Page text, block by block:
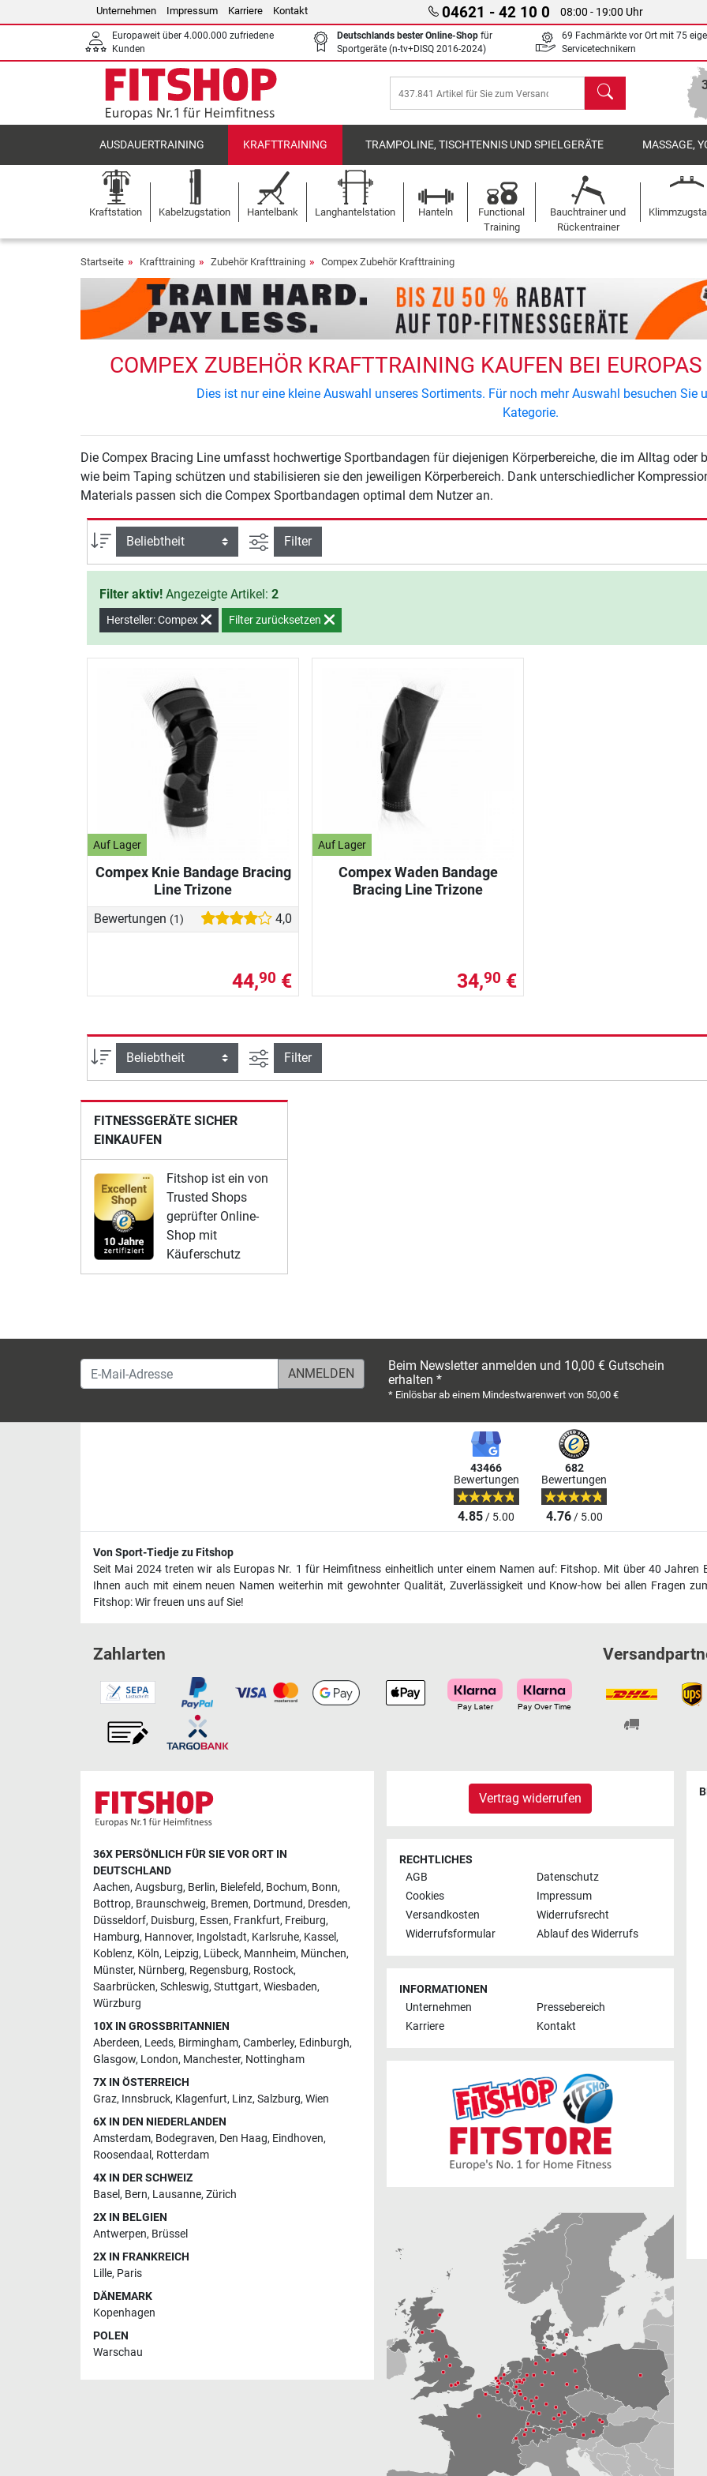
Unternehmen Impressum Karriere Kontakt 04621 - 42 10 0 08:00 - 19:00 Uhr
Europaweit über 4.000.000 zufriedene
Kunden
Deutschlands bester Online-Shop für
Sportgeräte (n-tv+DISQ 2016-2024)
69 Fachmärkte vor Ort mit 75
Servicetechnikern
Suchen
AUSDAUERTRAINING KRAFTTRAINING TRAMPOLINE, TISCHTENNIS UND SPIELGERÄTE MASSAGE,
Kraftstation Kabelzugstation Hantelbank Langhantelstation Hanteln
Functional
Training
Bauchtrainer und
Rückentrainer
Startseite Krafttraining Zubehör Krafttraining Compex Zubehör Krafttraining
COMPEX ZUBEHÖR KRAFTTRAINING KAUFEN BEI
Dies ist nur eine kleine Auswahl unseres Sortiments. Für noch mehr Auswahl besuchen Sie
Kategorie.
Die Compex Bracing Line umfasst hochwertige Sportbandagen für diejenigen Körperbereiche, die im Alltag oder
wie beim Taping schützen und stabilisieren sie den jeweiligen Körperbereich. Dank unterschiedlicher
Materials passen sich die Compex Sportbandagen optimal dem Nutzer an.
Sortierung Ansicht filtern
Filter
Filter aktiv! Angezeigte Artikel: 2
Hersteller: Compex Filter zurücksetzen
Auf Lager
Compex Knie Bandage Bracing
Line Trizone
Bewertungen (1) 4,0
44,90 €
Auf Lager
Compex Waden Bandage
Bracing Line Trizone
34,90 €
Sortierung Ansicht filtern
Filter
FITNESSGERÄTE SICHER
EINKAUFEN
Fitshop ist ein von
Trusted Shops
geprüfter Online-
Shop mit
Käuferschutz
E-Mail-Adresse
Beim Newsletter anmelden und 10,00 € Gutschein
erhalten *
* Einlösbar ab einem Mindestwarenwert von 50,00 €
43466
Bewertungen
4.85/ 5.00
682
Bewertungen
4.76/ 5.00
Von Sport-Tiedje zu Fitshop
Seit Mai 2024 treten wir als Europas Nr. 1 für Heimfitness einheitlich unter einem Namen auf: Fitshop. Mit über 40
Ihnen auch mit einem neuen Namen weiterhin mit gewohnter Qualität, Zuverlässigkeit und Know-how bei allen Fragen
Fitshop: Wir freuen uns auf Sie!
Zahlarten
36X PERSÖNLICH FÜR SIE VOR ORT IN
DEUTSCHLAND
Aachen, Augsburg, Berlin, Bielefeld, Bochum, Bonn,
Bottrop, Braunschweig, Bremen, Dortmund, Dresden,
Düsseldorf, Duisburg, Essen, Frankfurt, Freiburg,
Hamburg, Hannover, Ingolstadt, Karlsruhe, Kassel,
Koblenz, Köln, Leipzig, Lübeck, Mannheim, München,
Münster, Nürnberg, Regensburg, Rostock,
Saarbrücken, Schleswig, Stuttgart, Wiesbaden,
Würzburg
10X IN GROSSBRITANNIEN
Aberdeen, Leeds, Birmingham, Camberley, Edinburgh,
Glasgow, London, Manchester, Nottingham
7X IN ÖSTERREICH
Graz, Innsbruck, Klagenfurt, Linz, Salzburg, Wien
6X IN DEN NIEDERLANDEN
Amsterdam, Bodegraven, Den Haag, Eindhoven,
Roosendaal , Rotterdam
4X IN DER SCHWEIZ
Basel, Bern, Lausanne, Zürich
2X IN BELGIEN
Antwerpen, Brüssel
2X IN FRANKREICH
Lille, Paris
DÄNEMARK
Kopenhagen
POLEN
Warschau
Vertrag widerrufen
RECHTLICHES
AGB
Datenschutz
Cookies
Impressum
Versandkosten
Widerrufsrecht
Widerrufsformular
Ablauf des Widerrufs
INFORMATIONEN
Unternehmen
Pressebereich
Karriere
Kontakt